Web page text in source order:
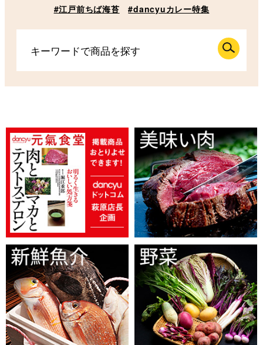
#江戸前ちば海苔
#dancyuカレー特集